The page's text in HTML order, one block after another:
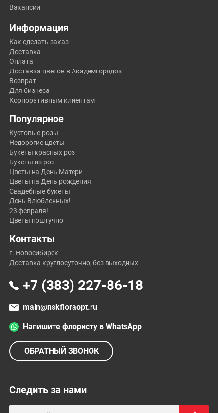
Вакансии
Информация
Как сделать заказ
Доставка
Оплата
Доставка цветов в Академгородок
Возврат
Для бизнеса
Корпоративным клиентам
Популярное
Кустовые розы
Недорогие цветы
Букеты красных роз
Букеты из роз
Цветы на День Матери
Цветы на День рождения
Свадебные букеты
День Влюбленных!
23 февраля!
Цветы поштучно
Контакты
г. Новосибирск
Доставка круглосуточно, без выходных
+7 (383) 227-86-18
main@nskfloraopt.ru
Напишите флористу в WhatsApp
ОБРАТНЫЙ ЗВОНОК
Следить за нами